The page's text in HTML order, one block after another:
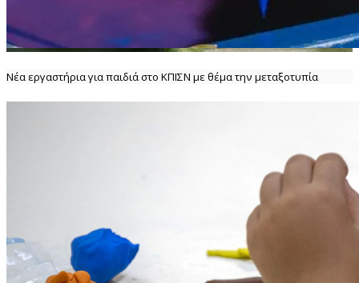
Νέα εργαστήρια για παιδιά στο ΚΠΙΣΝ με θέμα την μεταξοτυπία